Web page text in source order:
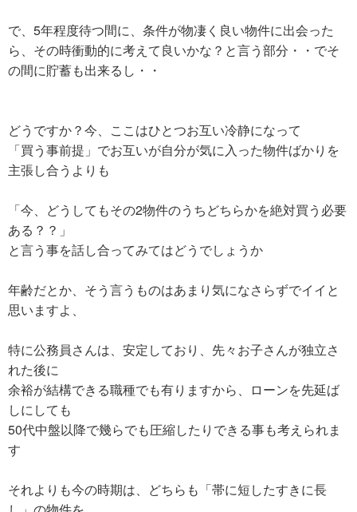
で、5年程度待つ間に、条件が物凄く良い物件に出会った
ら、その時衝動的に考えて良いかな？と言う部分・・でそ
の間に貯蓄も出来るし・・
どうですか？今、ここはひとつお互い冷静になって
「買う事前提」でお互いが自分が気に入った物件ばかりを
主張し合うよりも
「今、どうしてもその2物件のうちどちらかを絶対買う必要
ある？？」
と言う事を話し合ってみてはどうでしょうか
年齢だとか、そう言うものはあまり気になさらずでイイと
思いますよ、
特に公務員さんは、安定しており、先々お子さんが独立さ
れた後に
余裕が結構できる職種でも有りますから、ローンを先延ば
しにしても
50代中盤以降で幾らでも圧縮したりできる事も考えられま
す
それよりも今の時期は、どちらも「帯に短したすきに長